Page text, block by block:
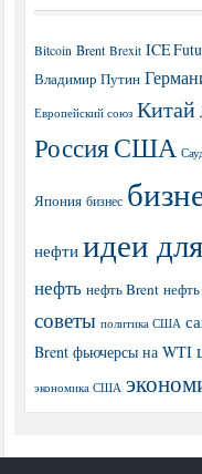
Bitcoin Brent Brexit ICE
Владимир Путин
Европейский союз Китай
РоссияСША
Япония бизнес
нефти идеи
нефть нефть Brent
советы политика США
Brent фьючерсы на WTI
экономика США